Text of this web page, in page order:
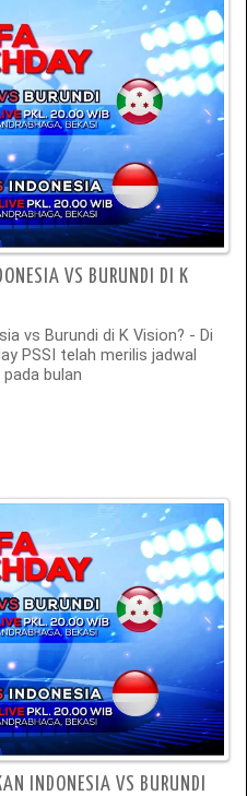
VS BURUNDI DI K
vs Burundi di K Vision? - Di
PSSI telah merilis jadwal
bulan
INDONESIA VS BURUNDI